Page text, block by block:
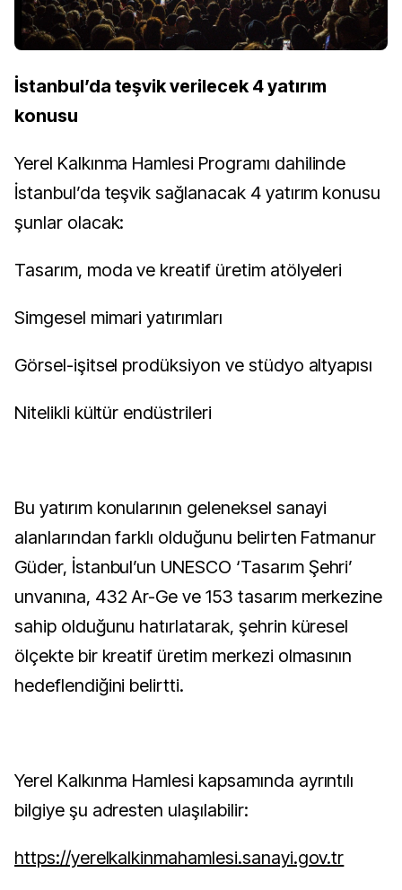
İstanbul’da teşvik verilecek 4 yatırım
konusu
Yerel Kalkınma Hamlesi Programı dahilinde
İstanbul’da teşvik sağlanacak 4 yatırım konusu
şunlar olacak:
Tasarım, moda ve kreatif üretim atölyeleri
Simgesel mimari yatırımları
Görsel-işitsel prodüksiyon ve stüdyo altyapısı
Nitelikli kültür endüstrileri
Bu yatırım konularının geleneksel sanayi
alanlarından farklı olduğunu belirten Fatmanur
Güder, İstanbul’un UNESCO ‘Tasarım Şehri’
unvanına, 432 Ar-Ge ve 153 tasarım merkezine
sahip olduğunu hatırlatarak, şehrin küresel
ölçekte bir kreatif üretim merkezi olmasının
hedeflendiğini belirtti.
Yerel Kalkınma Hamlesi kapsamında ayrıntılı
bilgiye şu adresten ulaşılabilir:
https://yerelkalkinmahamlesi.sanayi.gov.tr